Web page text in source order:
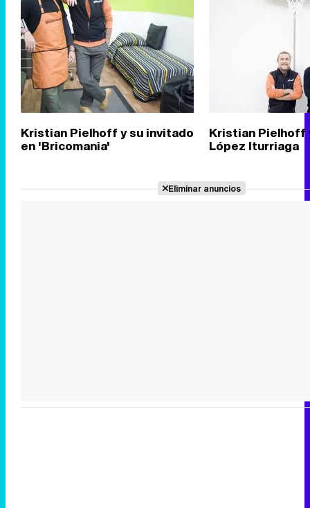
Kristian Pielhoff y su invitado
en 'Bricomania'
Kristian Pielhoff
López Iturriaga
Eliminar anuncios